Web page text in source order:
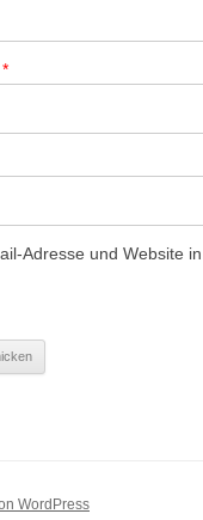
*
Adresse und Website
WordPress